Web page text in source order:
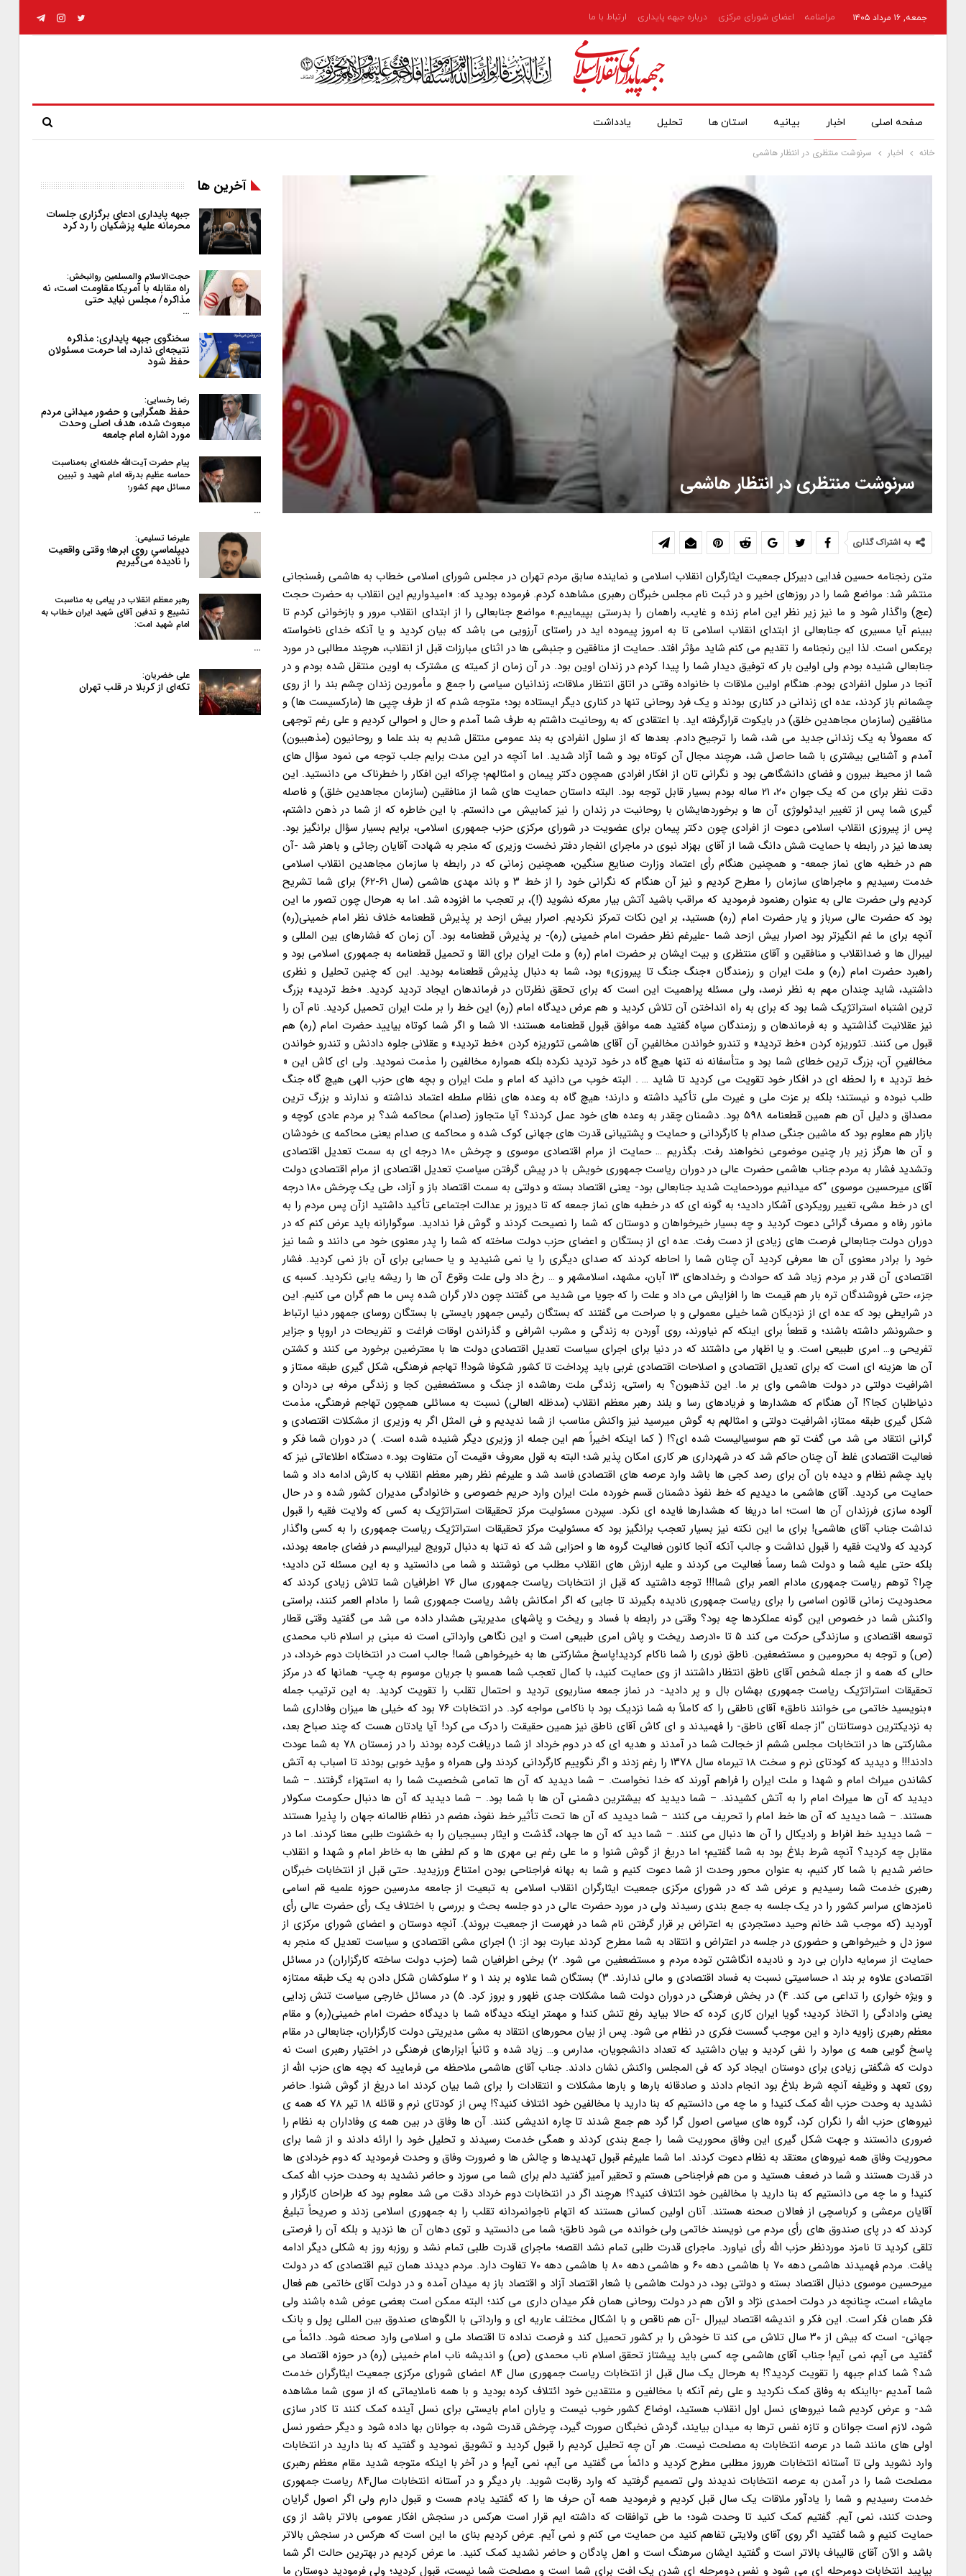
جمعه, ۱۶ مرداد ۱۴۰۵ مرامنامه اعضای شورای مرکزی درباره جبهه پایداری ارتباط با ما
صفحه اصلی اخبار بیانیه استان ها تحلیل یادداشت
خانه اخبار سرنوشت منتظری در انتظار هاشمی
سرنوشت منتظری در انتظار هاشمی
به اشتراک گذاری
متن رنجنامه حسین فدایی دبیرکل جمعیت ایثارگران انقلاب اسلامی و نماینده سابق مردم تهران در مجلس شورای اسلامی خطاب به هاشمی رفسنجانی منتشر شد: مواضع شما را در روزهای اخیر و در ثبت نام مجلس خبرگان رهبری مشاهده کردم. فرموده بودید که: «امیدواریم این انقلاب به حضرت حجت (عج) واگذار شود و ما نیز زیر نظر این امام زنده و غایب، راهمان را بدرستی بپیماییم.» مواضع جنابعالی را از ابتدای انقلاب مرور و بازخوانی کردم تا ببینم آیا مسیری که جنابعالی از ابتدای انقلاب اسلامی تا به امروز پیموده اید در راستای آرزویی می باشد که بیان کردید و یا آنکه خدای ناخواسته برعکس است. لذا این رنجنامه را تقدیم می کنم شاید مؤثر افتد. حمایت از منافقین و جنبشی ها در اثنای مبارزات قبل از انقلاب، هرچند مطالبی در مورد جنابعالی شنیده بودم ولی اولین بار که توفیق دیدار شما را پیدا کردم در زندان اوین بود. در آن زمان از کمیته ی مشترک به اوین منتقل شده بودم و در آنجا در سلول انفرادی بودم. هنگام اولین ملاقات با خانواده وقتی در اتاق انتظار ملاقات، زندانیان سیاسی را جمع و مأمورین زندان چشم بند را از روی چشمانم باز کردند، عده ای زندانی در کناری بودند و یک فرد روحانی تنها در کناری دیگر ایستاده بود؛ متوجه شدم که از طرف چپی ها (مارکسیست ها) و منافقین (سازمان مجاهدین خلق) در بایکوت قرارگرفته اید. با اعتقادی که به روحانیت داشتم به طرف شما آمدم و حال و احوالی کردیم و علی رغم توجهی که معمولاً به یک زندانی جدید می شد، شما را ترجیح دادم. بعدها که از سلول انفرادی به بند عمومی منتقل شدیم به بند علما و روحانیون (مذهبیون) آمدم و آشنایی بیشتری با شما حاصل شد، هرچند مجال آن کوتاه بود و شما آزاد شدید. اما آنچه در این مدت برایم جلب توجه می نمود سؤال های شما از محیط بیرون و فضای دانشگاهی بود و نگرانی تان از افکار افرادی همچون دکتر پیمان و امثالهم؛ چراکه این افکار را خطرناک می دانستید. این دقت نظر برای من که یک جوان ۲۰، ۲۱ ساله بودم بسیار قابل توجه بود. البته داستان حمایت های شما از منافقین (سازمان مجاهدین خلق) و فاصله گیری شما پس از تغییر ایدئولوژی آن ها و برخوردهایشان با روحانیت در زندان را نیز کمابیش می دانستم. با این خاطره که از شما در ذهن داشتم، پس از پیروزی انقلاب اسلامی دعوت از افرادی چون دکتر پیمان برای عضویت در شورای مرکزی حزب جمهوری اسلامی، برایم بسیار سؤال برانگیز بود. بعدها نیز در رابطه با حمایت شش دانگ شما از آقای بهزاد نبوی در ماجرای انفجار دفتر نخست وزیری که منجر به شهادت آقایان رجائی و باهنر شد -آن هم در خطبه های نماز جمعه- و همچنین هنگام رأی اعتماد وزارت صنایع سنگین، همچنین زمانی که در رابطه با سازمان مجاهدین انقلاب اسلامی خدمت رسیدیم و ماجراهای سازمان را مطرح کردیم و نیز آن هنگام که نگرانی خود را از خط ۳ و باند مهدی هاشمی (سال ۶۱-۶۲) برای شما تشریح کردیم ولی حضرت عالی به عنوان رهنمود فرمودید که مراقب باشید آتش بیار معرکه نشوید (!)، بر تعجب ما افزوده شد. اما به هرحال چون تصور ما این بود که حضرت عالی سرباز و یار حضرت امام (ره) هستید، بر این نکات تمرکز نکردیم. اصرار بیش ازحد بر پذیرش قطعنامه خلاف نظر امام خمینی(ره) آنچه برای ما غم انگیزتر بود اصرار بیش ازحد شما -علیرغم نظر حضرت امام خمینی (ره)- بر پذیرش قطعنامه بود. آن زمان که فشارهای بین المللی و لیبرال ها و ضدانقلاب و منافقین و آقای منتظری و بیت ایشان بر حضرت امام (ره) و ملت ایران برای القا و تحمیل قطعنامه به جمهوری اسلامی بود و راهبرد حضرت امام (ره) و ملت ایران و رزمندگان «جنگ جنگ تا پیروزی» بود، شما به دنبال پذیرش قطعنامه بودید. این که چنین تحلیل و نظری داشتید، شاید چندان مهم به نظر نرسد، ولی مسئله پراهمیت این است که برای تحقق نظرتان در فرماندهان ایجاد تردید کردید. «خط تردید» بزرگ ترین اشتباه استراتژیک شما بود که برای به راه انداختن آن تلاش کردید و هم عرض دیدگاه امام (ره) این خط را بر ملت ایران تحمیل کردید. نام آن را نیز عقلانیت گذاشتید و به فرماندهان و رزمندگان سپاه گفتید همه موافق قبول قطعنامه هستند؛ الا شما و اگر شما کوتاه بیایید حضرت امام (ره) هم قبول می کنند. تئوریزه کردن «خط تردید» و تندرو خواندن مخالفینِ آن آقای هاشمی تئوریزه کردن «خط تردید» و عقلانی جلوه دادنش و تندرو خواندن مخالفینِ آن، بزرگ ترین خطای شما بود و متأسفانه نه تنها هیچ گاه در خود تردید نکرده بلکه همواره مخالفین را مذمت نمودید. ولی ای کاش این « خط تردید » را لحظه ای در افکار خود تقویت می کردید تا شاید … . البته خوب می دانید که امام و ملت ایران و بچه های حزب الهی هیچ گاه جنگ طلب نبوده و نیستند؛ بلکه بر عزت ملی و غیرت ملی تأکید داشته و دارند؛ هیچ گاه به وعده های نظام سلطه اعتماد نداشته و ندارند و بزرگ ترین مصداق و دلیل آن هم همین قطعنامه ۵۹۸ بود. دشمنان چقدر به وعده های خود عمل کردند؟ آیا متجاوز (صدام) محاکمه شد؟ بر مردم عادی کوچه و بازار هم معلوم بود که ماشین جنگی صدام با کارگردانی و حمایت و پشتیبانی قدرت های جهانی کوک شده و محاکمه ی صدام یعنی محاکمه ی خودشان و آن ها هرگز زیر بار چنین موضوعی نخواهند رفت. بگذریم … حمایت از مرام اقتصادی موسوی و چرخش ۱۸۰ درجه ای به سمت تعدیل اقتصادی وتشدید فشار به مردم جناب هاشمی حضرت عالی در دوران ریاست جمهوری خویش با در پیش گرفتن سیاستِ تعدیل اقتصادی از مرام اقتصادی دولت آقای میرحسین موسوی “که میدانیم موردحمایت شدید جنابعالی بود- یعنی اقتصاد بسته و دولتی به سمت اقتصاد باز و آزاد، طی یک چرخش ۱۸۰ درجه ای در خط مشی، تغییر رویکردی آشکار دادید؛ به گونه ای که در خطبه های نماز جمعه که تا دیروز بر عدالت اجتماعی تأکید داشتید ازآن پس مردم را به مانور رفاه و مصرف گرائی دعوت کردید و چه بسیار خیرخواهان و دوستان که شما را نصیحت کردند و گوش فرا ندادید. سوگوارانه باید عرض کنم که در دوران دولت جنابعالی فرصت های زیادی از دست رفت. عده ای از بستگان و اعضای حزب دولت ساخته که شما را پدر معنوی خود می دانند و شما نیز خود را برادر معنوی آن ها معرفی کردید آن چنان شما را احاطه کردند که صدای دیگری را یا نمی شنیدید و یا حسابی برای آن باز نمی کردید. فشار اقتصادی آن قدر بر مردم زیاد شد که حوادث و رخدادهای ۱۳ آبان، مشهد، اسلامشهر و … رخ داد ولی علت وقوع آن ها را ریشه یابی نکردید. کسبه ی جزء، حتی فروشندگان تره بار هم قیمت ها را افزایش می داد و علت را که جویا می شدید می گفتند چون دلار گران شده پس ما هم گران می کنیم. این در شرایطی بود که عده ای از نزدیکان شما خیلی معمولی و با صراحت می گفتند که بستگان رئیس جمهور بایستی با بستگان روسای جمهور دنیا ارتباط و حشرونشر داشته باشند؛ و قطعاً برای اینکه کم نیاورند، روی آوردن به زندگی و مشرب اشرافی و گذراندن اوقات فراغت و تفریحات در اروپا و جزایر تفریحی و… امری طبیعی است. و یا اظهار می داشتند که در دنیا برای اجرای سیاست تعدیل اقتصادی دولت ها با معترضین برخورد می کنند و کشتن آن ها هزینه ای است که برای تعدیل اقتصادی و اصلاحات اقتصادی غربی باید پرداخت تا کشور شکوفا شود!! تهاجم فرهنگی، شکل گیری طبقه ممتاز و اشرافیت دولتی در دولت هاشمی وای بر ما. این تذهبون؟ به راستی، زندگی ملت رهاشده از جنگ و مستضعفین کجا و زندگی مرفه بی دردان و دنیاطلبان کجا؟! آن هنگام که هشدارها و فریادهای رسا و بلند رهبر معظم انقلاب (مدظله العالی) نسبت به مسائلی همچون تهاجم فرهنگی، مذمت شکل گیری طبقه ممتاز، اشرافیت دولتی و امثالهم به گوش میرسید نیز واکنش مناسب از شما ندیدیم و فی المثل اگر به وزیری از مشکلات اقتصادی و گرانی انتقاد می شد می گفت تو هم سوسیالیست شده ای؟! ( کما اینکه اخیراً هم این جمله از وزیری دیگر شنیده شده است. ) در دوران شما فکر و فعالیت اقتصادی غلط آن چنان حاکم شد که در شهرداری هر کاری امکان پذیر شد؛ البته به قول معروف «قیمت آن متفاوت بود.» دستگاه اطلاعاتی نیز که باید چشم نظام و دیده بان آن برای رصد کجی ها باشد وارد عرصه های اقتصادی فاسد شد و علیرغم نظر رهبر معظم انقلاب به کارش ادامه داد و شما حمایت می کردید. آقای هاشمی ما دیدیم که خط نفوذ دشمنان قسم خورده ملت ایران وارد حریم خصوصی و خانوادگی مدیران کشور شده و در حال آلوده سازی فرزندان آن ها است؛ اما دریغا که هشدارها فایده ای نکرد. سپردن مسئولیت مرکز تحقیقات استراتژیک به کسی که ولایت فقیه را قبول نداشت جناب آقای هاشمی! برای ما این نکته نیز بسیار تعجب برانگیز بود که مسئولیت مرکز تحقیقات استراتژیک ریاست جمهوری را به کسی واگذار کردید که ولایت فقیه را قبول نداشت و جالب آنکه آنجا کانون فعالیت گروه ها و احزابی شد که نه تنها به دنبال ترویج لیبرالیسم در فضای جامعه بودند، بلکه حتی علیه شما و دولت شما رسماً فعالیت می کردند و علیه ارزش های انقلاب مطلب می نوشتند و شما می دانستید و به این مسئله تن دادید؛ چرا؟ توهم ریاست جمهوری مادام العمر برای شما!!! توجه داشتید که قبل از انتخابات ریاست جمهوری سال ۷۶ اطرافیان شما تلاش زیادی کردند که محدودیت زمانی قانون اساسی را برای ریاست جمهوری نادیده بگیرند تا جایی که اگر امکانش باشد ریاست جمهوری شما را مادام العمر کنند، براستی واکنش شما در خصوص این گونه عملکردها چه بود؟ وقتی در رابطه با فساد و ریخت و پاشهای مدیریتی هشدار داده می شد می گفتید وقتی قطار توسعه اقتصادی و سازندگی حرکت می کند ۵ تا ۱۰درصد ریخت و پاش امری طبیعی است و این نگاهی وارداتی است نه مبنی بر اسلام ناب محمدی (ص) و توجه به محرومین و مستضعفین. ناطق نوری را شما ناکام کردید!پاسخ مشارکتی ها به خیرخواهی شما! جالب است در انتخابات دوم خرداد، در حالی که همه و از جمله شخص آقای ناطق انتظار داشتند از وی حمایت کنید، با کمال تعجب شما همسو با جریان موسوم به چپ- همانها که در مرکز تحقیقات استراتژیک ریاست جمهوری بهشان بال و پر دادید- در نماز جمعه سناریوی تردید و احتمال تقلب را تقویت کردید. به این ترتیب جمله «بنویسید خاتمی می خوانند ناطق» آقای ناطقی را که کاملاً به شما نزدیک بود با ناکامی مواجه کرد. در انتخابات ۷۶ بود که خیلی ها میزان وفاداری شما به نزدیکترین دوستانتان “از جمله آقای ناطق- را فهمیدند و ای کاش آقای ناطق نیز همین حقیقت را درک می کرد! آیا یادتان هست که چند صباح بعد، مشارکتی ها در انتخابات مجلس ششم از خجالت شما در آمدند و هدیه ای که در دوم خرداد از شما دریافت کرده بودند را در زمستان ۷۸ به شما عودت دادند!!! و دیدید که کودتای نرم و سخت ۱۸ تیرماه سال ۱۳۷۸ را رغم زدند و اگر نگوییم کارگردانی کردند ولی همراه و مؤید خوبی بودند تا اسباب به آتش کشاندن میراث امام و شهدا و ملت ایران را فراهم آورند که خدا نخواست. – شما دیدید که آن ها تمامی شخصیت شما را به استهزاء گرفتند. – شما دیدید که آن ها میراث امام را به آتش کشیدند. – شما دیدید که بیشترین دشمنی آن ها با شما بود. – شما دیدید که آن ها دنبال حکومت سکولار هستند. – شما دیدید که آن ها خط امام را تحریف می کنند – شما دیدید که آن ها تحت تأثیر خط نفوذ، هضم در نظام ظالمانه جهان را پذیرا هستند – شما دیدید خط افراط و رادیکال را آن ها دنبال می کنند. – شما دید که آن ها جهاد، گذشت و ایثار بسیجیان را به خشنوت طلبی معنا کردند. اما در مقابل چه کردید؟ آنچه شرط بلاغ بود به شما گفتیم؛ اما دریغ از گوش شنوا و ما علی رغم بی مهری ها و کم لطفی ها به خاطر امام و شهدا و انقلاب حاضر شدیم با شما کار کنیم، به عنوان محور وحدت از شما دعوت کنیم و شما به بهانه فراجناحی بودن امتناع ورزیدید. حتی قبل از انتخابات خبرگان رهبری خدمت شما رسیدیم و عرض شد که در شورای مرکزی جمعیت ایثارگران انقلاب اسلامی به تبعیت از جامعه مدرسین حوزه علمیه قم اسامی نامزدهای سراسر کشور را در یک جلسه به جمع بندی رسیدند ولی در مورد حضرت عالی در دو جلسه بحث و بررسی با اختلاف یک رأی حضرت عالی رأی آوردید (که موجب شد
آخرین ها
جبهه پایداری ادعای برگزاری جلسات
محرمانه علیه پزشکیان را رد کرد
حجت‌الاسلام والمسلمین روانبخش:
راه مقابله با آمریکا مقاومت است، نه
مذاکره/ مجلس نباید حتی
…
سخنگوی جبهه پایداری: مذاکره
نتیجه‌ای ندارد، اما حرمت مسئولان
حفظ شود
رضا رخسایی:
حفظ همگرایی و حضور میدانی مردم
مبعوث شده، هدف اصلی وحدت
مورد اشاره امام جامعه
پیام حضرت آیت‌الله خامنه‌ای به‌مناسبت
حماسه عظیم بدرقه امام شهید و تبیین
مسائل مهم کشور؛
…
علیرضا تسلیمی:
دیپلماسیِ روی ابرها؛ وقتی واقعیت
را نادیده می‌گیریم
رهبر معظم انقلاب در پیامی به‌ مناسبت
تشییع و تدفین آقای شهید ایران خطاب به
امام شهید امت:
…
علی خضریان:
تکه‌ای از کربلا در قلب تهران